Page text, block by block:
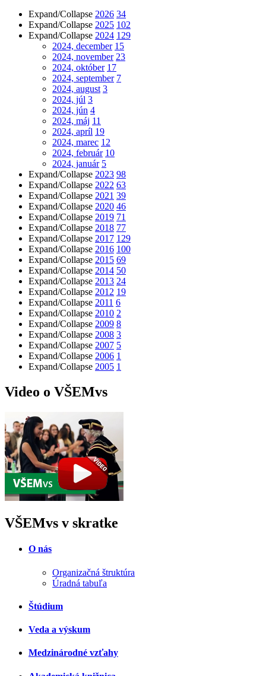
Expand/Collapse 2026 34
Expand/Collapse 2025 102
Expand/Collapse 2024 129
2024, december 15
2024, november 23
2024, október 17
2024, september 7
2024, august 3
2024, júl 3
2024, jún 4
2024, máj 11
2024, apríl 19
2024, marec 12
2024, február 10
2024, január 5
Expand/Collapse 2023 98
Expand/Collapse 2022 63
Expand/Collapse 2021 39
Expand/Collapse 2020 46
Expand/Collapse 2019 71
Expand/Collapse 2018 77
Expand/Collapse 2017 129
Expand/Collapse 2016 100
Expand/Collapse 2015 69
Expand/Collapse 2014 50
Expand/Collapse 2013 24
Expand/Collapse 2012 19
Expand/Collapse 2011 6
Expand/Collapse 2010 2
Expand/Collapse 2009 8
Expand/Collapse 2008 3
Expand/Collapse 2007 5
Expand/Collapse 2006 1
Expand/Collapse 2005 1
Video o VŠEMvs
VŠEMvs v skratke
O nás
Organizačná štruktúra
Úradná tabuľa
Štúdium
Veda a výskum
Medzinárodné vzťahy